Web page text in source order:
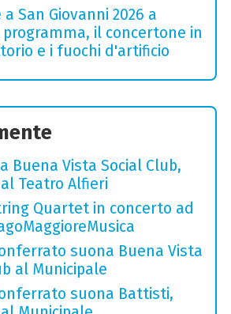
San Giovanni 2026 a
programma, il concertone in
e i fuochi d'artificio
Buena Vista Social Club,
Teatro Alfieri
Quartet in concerto ad
suona Buena Vista
al Municipale
suona Battisti,